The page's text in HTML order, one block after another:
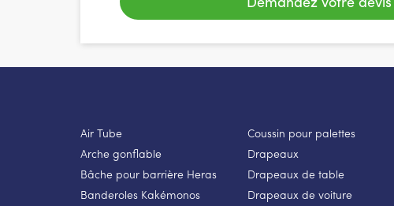
Air Tube
Arche gonflable
Bâche pour barrière Heras
Banderoles Kakémonos
Coussin pour palettes
Drapeaux
Drapeaux de table
Drapeaux de voiture